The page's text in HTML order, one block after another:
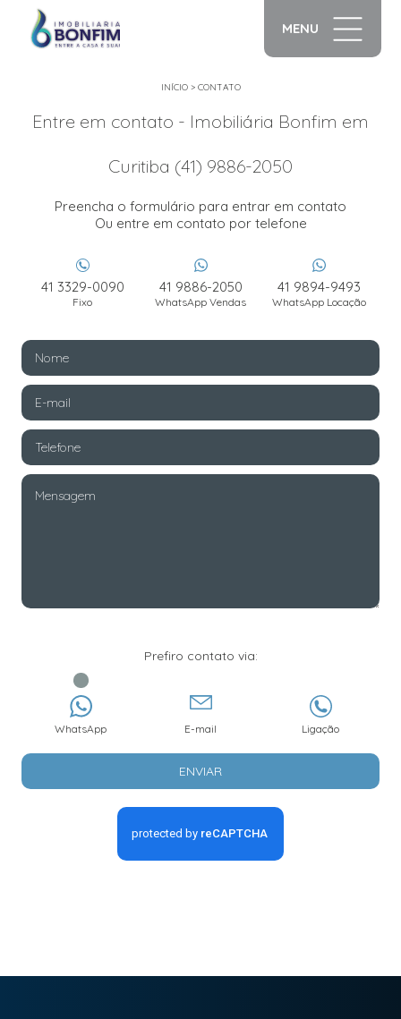
MENU
INÍCIO> CONTATO
Entre em contato - Imobiliária Bonfim em
Curitiba (41) 9886-2050
Preencha o formulário para entrar em contato
Ou entre em contato por telefone
41 3329-0090
Fixo
41 9886-2050
WhatsApp Vendas
41 9894-9493
WhatsApp Locação
Prefiro contato via:
WhatsApp E-mail Ligação
ENVIAR